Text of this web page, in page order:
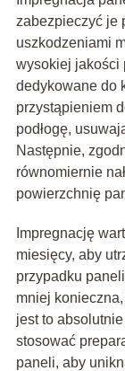
zabezpieczyć je
uszkodzeniami
wysokiej jakości
dedykowane do
przystąpieniem
podłogę,
Następnie,
równomiernie
powierzchnię
Impregnację
miesięcy, aby
przypadku
mniej
jest to
stosować
paneli, aby